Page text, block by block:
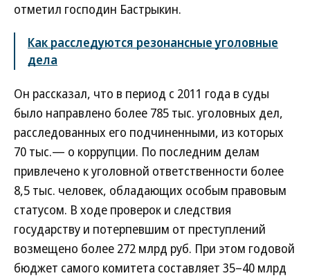
отметил господин Бастрыкин.
Как расследуются резонансные уголовные
дела
Он рассказал, что в период с 2011 года в суды
было направлено более 785 тыс. уголовных дел,
расследованных его подчиненными, из которых
70 тыс.— о коррупции. По последним делам
привлечено к уголовной ответственности более
8,5 тыс. человек, обладающих особым правовым
статусом. В ходе проверок и следствия
государству и потерпевшим от преступлений
возмещено более 272 млрд руб. При этом годовой
бюджет самого комитета составляет 35–40 млрд